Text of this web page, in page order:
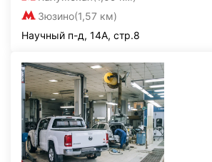
Зюзино(1,57 км)
Научный п-д, 14А, стр.8